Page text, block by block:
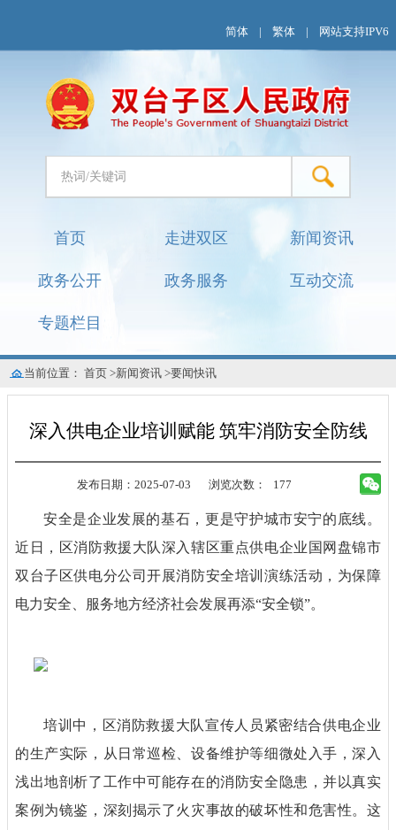
简体 繁体 网站支持IPV6
首页 走进双区 新闻资讯
政务公开 政务服务 互动交流
专题栏目
当前位置：首页 >新闻资讯 >要闻快讯
深入供电企业培训赋能 筑牢消防安全防线
发布日期：2025-07-03 浏览次数： 177
安全是企业发展的基石，更是守护城市安宁的底线。
近日，区消防救援大队深入辖区重点供电企业国网盘锦市
双台子区供电分公司开展消防安全培训演练活动，为保障
电力安全、服务地方经济社会发展再添“安全锁”。
培训中，区消防救援大队宣传人员紧密结合供电企业
的生产实际，从日常巡检、设备维护等细微处入手，深入
浅出地剖析了工作中可能存在的消防安全隐患，并以真实
案例为镜鉴，深刻揭示了火灾事故的破坏性和危害性。这